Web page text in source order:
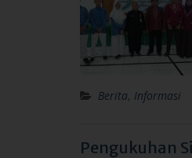
Berita, Informasi
Pengukuhan